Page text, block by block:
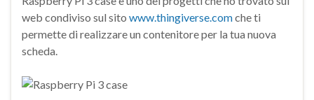
web condiviso sul sito www.thingiverse.comche ti
permette di realizzare un contenitore per la tua nuova
scheda.